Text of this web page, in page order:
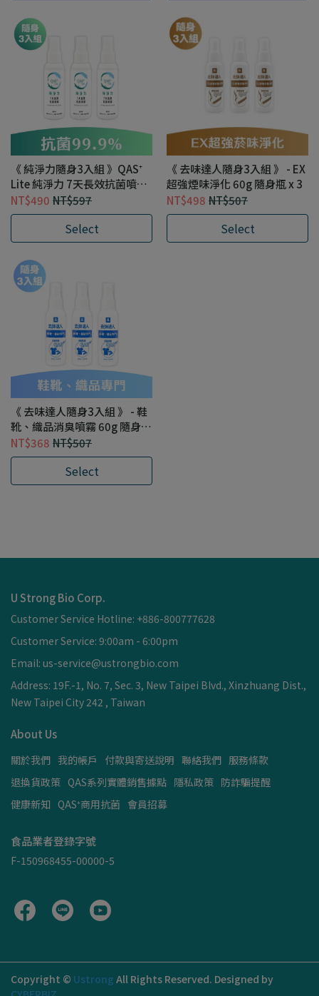
《 純淨力隨身3入組 》QAS⁺
Lite 純淨力 7天長效抗菌噴霧
60ml x 3
NT$490 NT$597
Select
《 去味達人隨身3入組 》 - EX
超強煙味淨化 60g 隨身瓶 x 3
NT$498 NT$507
Select
《 去味達人隨身3入組 》 - 鞋
靴、織品消臭噴霧 60g 隨身瓶
x 3
NT$368 NT$507
Select
U Strong Bio Corp.
Customer Service Hotline: +886-800777628
Customer Service: 9:00am - 6:00pm
Email: us-service@ustrongbio.com
Address: 19F.-1, No. 7, Sec. 3, New Taipei Blvd., Xinzhuang Dist.,
New Taipei City 242 , Taiwan
About Us
關於我們 我的帳戶 付款與寄送說明 聯絡我們 服務條款
退換貨政策 QAS系列實體銷售據點 隱私政策 防詐騙提醒
健康新知 QAS⁺商用抗菌 會員招募
食品業者登錄字號
F-150968455-00000-5
Copyright © Ustrong All Rights Reserved. Designed by